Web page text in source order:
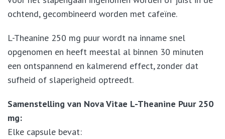
ochtend, gecombineerd worden met cafeïne.
L-Theanine 250 mg puur wordt na inname snel
opgenomen en heeft meestal al binnen 30 minuten
een ontspannend en kalmerend effect, zonder dat
sufheid of slaperigheid optreedt.
Samenstelling van Nova Vitae L-Theanine Puur 250
mg:
Elke capsule bevat: